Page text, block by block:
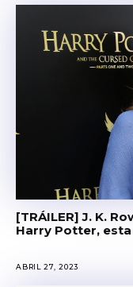
[TRÁILER] J. K.
Harry Potter, esta
ABRIL 27, 2023